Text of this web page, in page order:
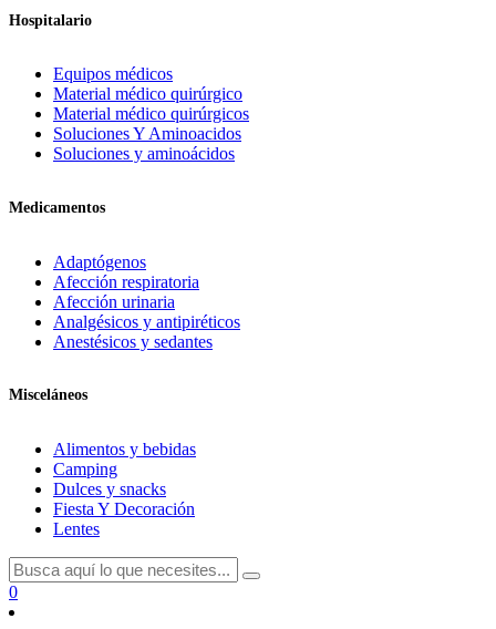
Hospitalario
Equipos médicos
Material médico quirúrgico
Material médico quirúrgicos
Soluciones Y Aminoacidos
Soluciones y aminoácidos
Medicamentos
Adaptógenos
Afección respiratoria
Afección urinaria
Analgésicos y antipiréticos
Anestésicos y sedantes
Misceláneos
Alimentos y bebidas
Camping
Dulces y snacks
Fiesta Y Decoración
Lentes
0